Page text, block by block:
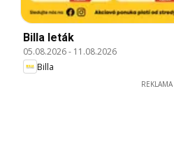
Billa leták
05.08.2026- 11.08.2026
Billa
REKLAMA